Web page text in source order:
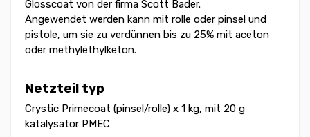
Glosscoat von der firma Scott Bader.
Angewendet werden kann mit rolle oder pinsel und
pistole, um sie zu verdünnen bis zu 25% mit aceton
oder methylethylketon.
Netzteil typ
Crystic Primecoat (pinsel/rolle) x 1 kg, mit 20 g
katalysator PMEC